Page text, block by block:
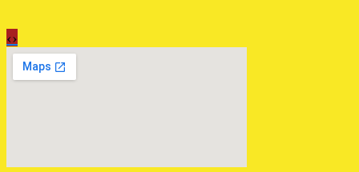
ЗАГРУЖЕНА МКПП
СУЗУКИ ИГНИС 1.3 4Х4
‹›